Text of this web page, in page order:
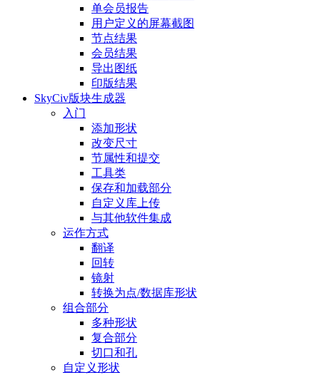
单会员报告
用户定义的屏幕截图
节点结果
会员结果
导出图纸
印版结果
SkyCiv版块生成器
入门
添加形状
改变尺寸
节属性和提交
工具类
保存和加载部分
自定义库上传
与其他软件集成
运作方式
翻译
回转
镜射
转换为点/数据库形状
组合部分
多种形状
复合部分
切口和孔
自定义形状